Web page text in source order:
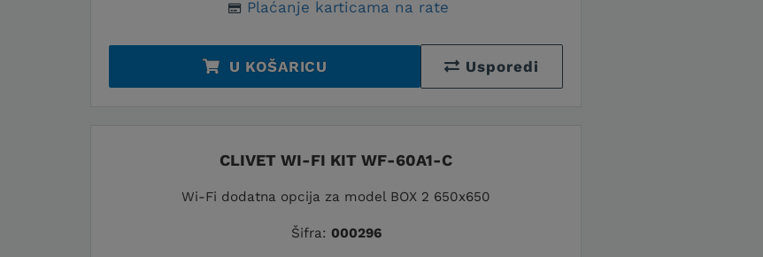
Plaćanje karticama na rate
U KOŠARICU Usporedi
CLIVET WI-FI KIT WF-60A1-C
Wi-Fi dodatna opcija za model BOX 2 650x650
Šifra: 000296